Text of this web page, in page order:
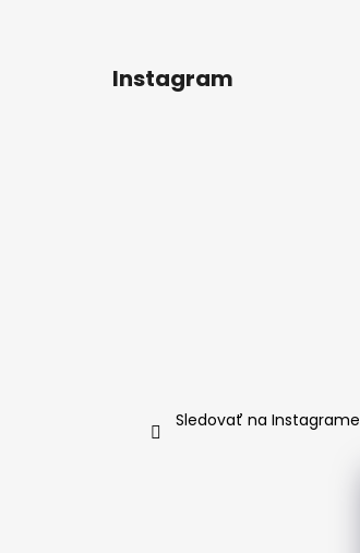
Instagram
Sledovať na Instagrame